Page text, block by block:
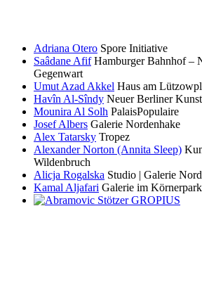
Adriana Otero Spore Initiative
Saâdane Afif Hamburger Bahnhof –
Gegenwart
Umut Azad Akkel Haus am
Havîn Al-Sîndy Neuer Berliner
Mounira Al Solh PalaisPopulaire
Josef Albers Galerie Nordenhake
Alex Tatarsky Tropez
Alexander Norton (Annita Sleep)
Wildenbruch
Alicja Rogalska Studio | Galerie Nord
Kamal Aljafari Galerie im Körnerpark